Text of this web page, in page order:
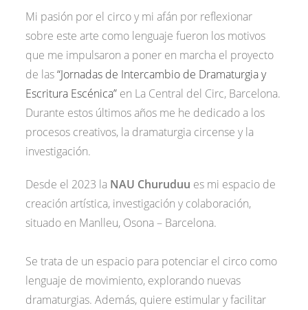
Mi pasión por el circo y mi afán por reflexionar
sobre este arte como lenguaje fueron los motivos
que me impulsaron a poner en marcha el proyecto
de las“Jornadas de Intercambio de Dramaturgia y
Escritura Escénica” en La Central del Circ, Barcelona.
Durante estos últimos años me he dedicado a los
procesos creativos, la dramaturgia circense y la
investigación.
Desde el 2023 la NAU Churuduu es mi espacio de
creación artística, investigación y colaboración,
situado en Manlleu, Osona – Barcelona.
Se trata de un espacio para potenciar el circo como
lenguaje de movimiento, explorando nuevas
dramaturgias. Además, quiere estimular y facilitar